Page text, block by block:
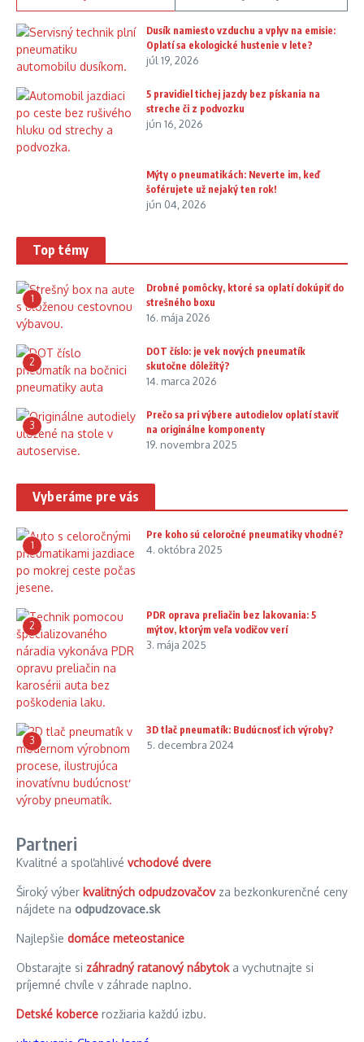
Dusík namiesto vzduchu a vplyv na emisie:
Oplatí sa ekologické hustenie v lete?
júl 19, 2026
5 pravidiel tichej jazdy bez pískania na
streche či z podvozku
jún 16, 2026
Mýty o pneumatikách: Neverte im, keď
šoférujete už nejaký ten rok!
jún 04, 2026
Top témy
1
Drobné pomôcky, ktoré sa oplatí dokúpiť do
strešného boxu
16. mája 2026
2
DOT číslo: je vek nových pneumatík
skutočne dôležitý?
14. marca 2026
3
Prečo sa pri výbere autodielov oplatí staviť
na originálne komponenty
19. novembra 2025
Vyberáme pre vás
1
Pre koho sú celoročné pneumatiky vhodné?
4. októbra 2025
2
PDR oprava preliačin bez lakovania: 5
mýtov, ktorým veľa vodičov verí
3. mája 2025
3
3D tlač pneumatík: Budúcnosť ich výroby?
5. decembra 2024
Partneri
Kvalitné a spoľahlivé vchodové dvere
Široký výber kvalitných odpudzovačovza bezkonkurenčné ceny
nájdete na odpudzovace.sk
Najlepšie domáce meteostanice
Obstarajte si záhradný ratanový nábytoka vychutnajte si
príjemné chvíle v záhrade naplno.
Detské koberce rozžiaria každú izbu.